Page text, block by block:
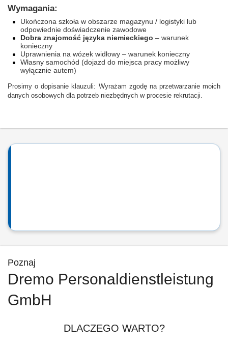
Wymagania:
Ukończona szkoła w obszarze magazynu / logistyki lub
odpowiednie doświadczenie zawodowe
Dobra znajomość języka niemieckiego – warunek
konieczny
Uprawnienia na wózek widłowy – warunek konieczny
Własny samochód (dojazd do miejsca pracy możliwy
wyłącznie autem)
Prosimy o dopisanie klauzuli: Wyrażam zgodę na przetwarzanie moich
danych osobowych dla potrzeb niezbędnych w procesie rekrutacji.
Poznaj
Dremo Personaldienstleistung
GmbH
DLACZEGO WARTO?